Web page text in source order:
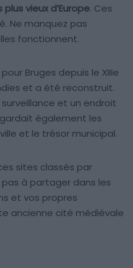
vieux d’Europe. Ces
Ne manquez pas
fonctionnent.
Bruges depuis le XIIIe
et a été reconstruit.
et un endroit
également les
et le trésor municipal.
sites classés par
pas à partager dans les
et vos propres
ancienne cité médiévale